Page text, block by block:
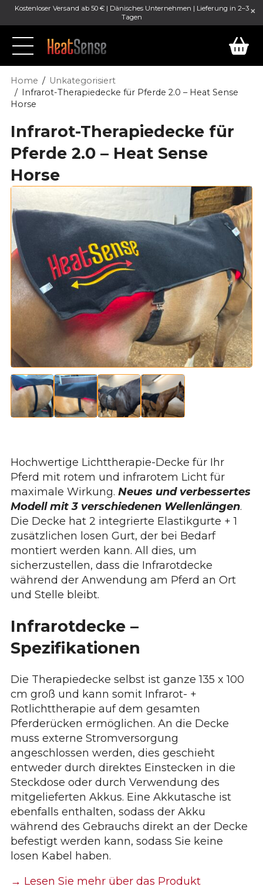
Kostenloser Versand ab 50 € | Dänisches Unternehmen | Lieferung in 2–3
Tagen
Home
Unkategorisiert
Infrarot-Therapiedecke für Pferde 2.0 – Heat Sense
Horse
Infrarot-Therapiedecke für
Pferde 2.0 – Heat Sense
Horse
Hochwertige Lichttherapie-Decke für Ihr
Pferd mit rotem und infrarotem Licht für
maximale Wirkung. Neues und verbessertes
Modell mit 3 verschiedenen Wellenlängen.
Die Decke hat 2 integrierte Elastikgurte + 1
zusätzlichen losen Gurt, der bei Bedarf
montiert werden kann. All dies, um
sicherzustellen, dass die Infrarotdecke
während der Anwendung am Pferd an Ort
und Stelle bleibt.
Infrarotdecke –
Spezifikationen
Die Therapiedecke selbst ist ganze 135 x 100
cm groß und kann somit Infrarot- +
Rotlichttherapie auf dem gesamten
Pferderücken ermöglichen. An die Decke
muss externe Stromversorgung
angeschlossen werden, dies geschieht
entweder durch direktes Einstecken in die
Steckdose oder durch Verwendung des
mitgelieferten Akkus. Eine Akkutasche ist
ebenfalls enthalten, sodass der Akku
während des Gebrauchs direkt an der Decke
befestigt werden kann, sodass Sie keine
losen Kabel haben.
→ Lesen Sie mehr über das Produkt